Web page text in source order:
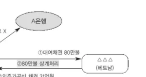
사례분석/최신동향
법률정보
법률지식인